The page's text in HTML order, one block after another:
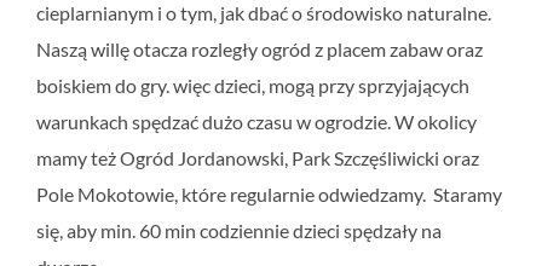
cieplarnianym i o tym, jak dbać o środowisko naturalne.
Naszą willę otacza rozległy ogród z placem zabaw oraz
boiskiem do gry. więc dzieci, mogą przy sprzyjających
warunkach spędzać dużo czasu w ogrodzie. W okolicy
mamy też Ogród Jordanowski, Park Szczęśliwicki oraz
Pole Mokotowie, które regularnie odwiedzamy. Staramy
się, aby min. 60 min codziennie dzieci spędzały na